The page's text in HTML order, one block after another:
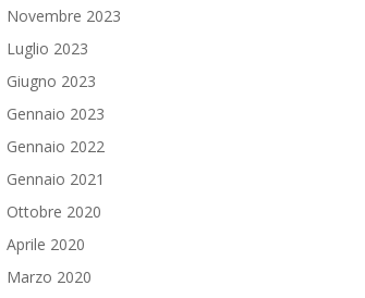
Novembre 2023
Luglio 2023
Giugno 2023
Gennaio 2023
Gennaio 2022
Gennaio 2021
Ottobre 2020
Aprile 2020
Marzo 2020